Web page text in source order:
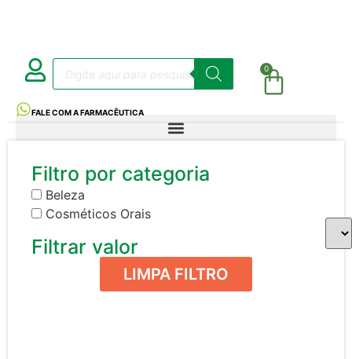
0
FALE COM A FARMACÊUTICA
Filtro por categoria
Beleza
Cosméticos Orais
Filtrar valor
LIMPA FILTRO